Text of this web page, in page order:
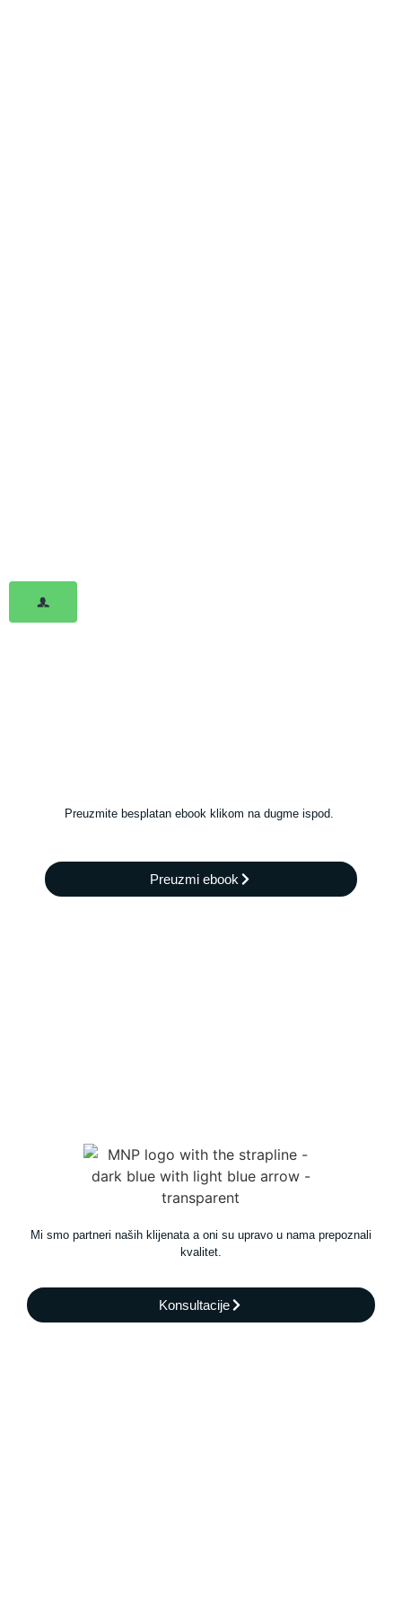
Preuzmite besplatan ebook klikom na dugme ispod.
Preuzmi ebook
Mi smo partneri naših klijenata a oni su upravo u nama prepoznali
kvalitet.
Konsultacije